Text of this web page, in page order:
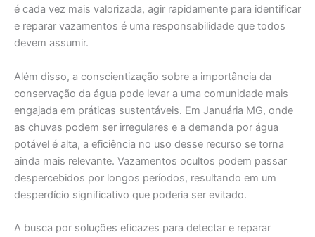
é cada vez mais valorizada, agir rapidamente para identificar
e reparar vazamentos é uma responsabilidade que todos
devem assumir.
Além disso, a conscientização sobre a importância da
conservação da água pode levar a uma comunidade mais
engajada em práticas sustentáveis. Em Januária MG, onde
as chuvas podem ser irregulares e a demanda por água
potável é alta, a eficiência no uso desse recurso se torna
ainda mais relevante. Vazamentos ocultos podem passar
despercebidos por longos períodos, resultando em um
desperdício significativo que poderia ser evitado.
A busca por soluções eficazes para detectar e reparar